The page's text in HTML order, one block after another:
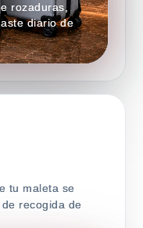
rozaduras,
diario de
tu maleta se
recogida de